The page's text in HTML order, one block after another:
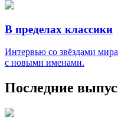
В пределах классики
Интервью со звёздами
с новыми именами.
Последние